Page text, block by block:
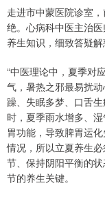
走进市中蒙医院诊室
绝。心病科中医主治
养生知识，细致答疑解
“中医理论中，夏季对
气，暑热之邪最易扰
躁、失眠多梦、口舌
时，夏季雨水增多、
胃功能，导致脾胃运
情况，所以立夏养生
节、保持阴阳平衡的
节的养生关键。